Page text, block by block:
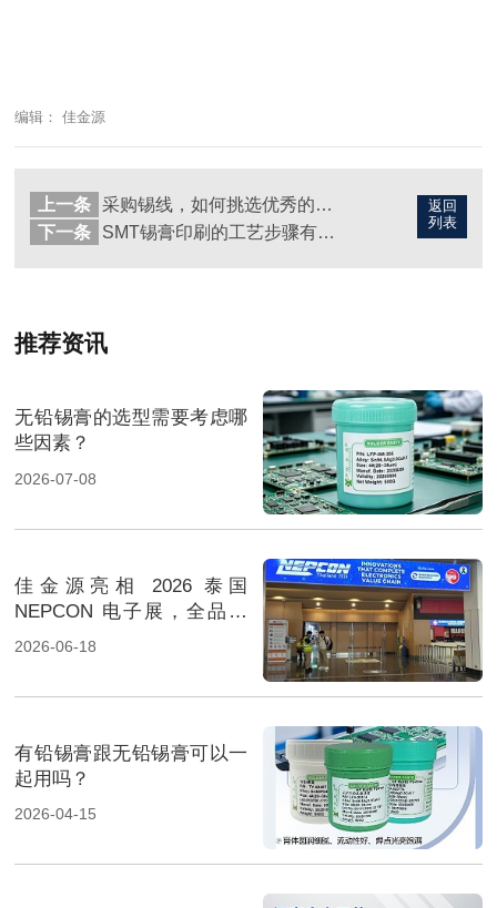
编辑： 佳金源
返回
列表
上一条
采购锡线，如何挑选优秀的焊锡丝？
下一条
SMT锡膏印刷的工艺步骤有哪些？
推荐资讯
无铅锡膏的选型需要考虑哪
些因素？
2026-07-08
佳金源亮相 2026 泰国
NEPCON 电子展，全品类
焊料重磅展出，高性能锡膏
2026-06-18
有铅锡膏跟无铅锡膏可以一
起用吗？
2026-04-15